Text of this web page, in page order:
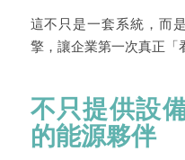
這不只是一套系統，而
擎，讓企業第一次真正「
不只提供設
的能源夥伴